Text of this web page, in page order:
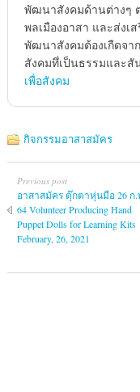
พัฒนาสังคมด้านต่างๆ
พลเมืองอาสา และส่งเ
พัฒนาสังคมต้องเกืดจา
สังคมทึ่เป็นธรรมและสั
เพื่อสังคม
กิจกรรมอาสาสมัคร
Previous post
อาสาสมัคร ตุ๊กตาหุ่นมือ 26 ก.
64 Volunteer Producing Hand
Puppet Dolls for Learning Kits
February, 26, 2021